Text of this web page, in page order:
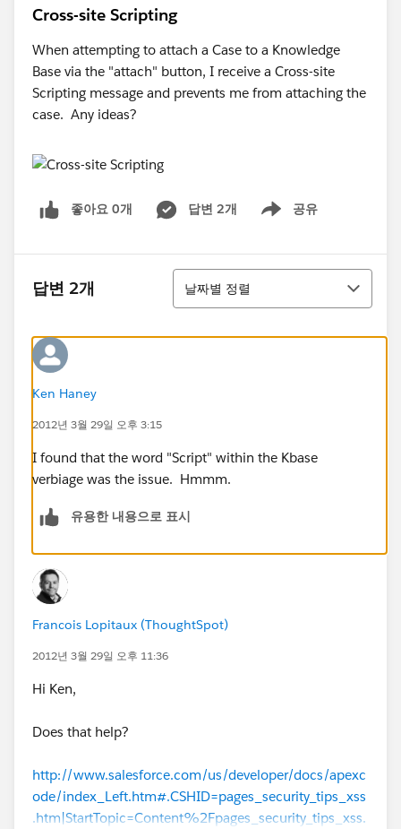
Cross-site Scripting
When attempting to attach a Case to a Knowledge
Base via the "attach" button, I receive a Cross-site
Scripting message and prevents me from attaching the
case. Any ideas?
좋아요 0개 답변 2개 공유
Show menu
답변 2개
정렬
날짜별 정렬
Ken Haney
2012년 3월 29일 오후 3:15
I found that the word "Script" within the Kbase
verbiage was the issue. Hmmm.
유용한 내용으로 표시
Francois Lopitaux (ThoughtSpot)
2012년 3월 29일 오후 11:36
Hi Ken,
Does that help?
http://www.salesforce.com/us/developer/docs/apexc
ode/index_Left.htm#.CSHID=pages_security_tips_xss
.htm|StartTopic=Content%2Fpages_security_tips_xss.